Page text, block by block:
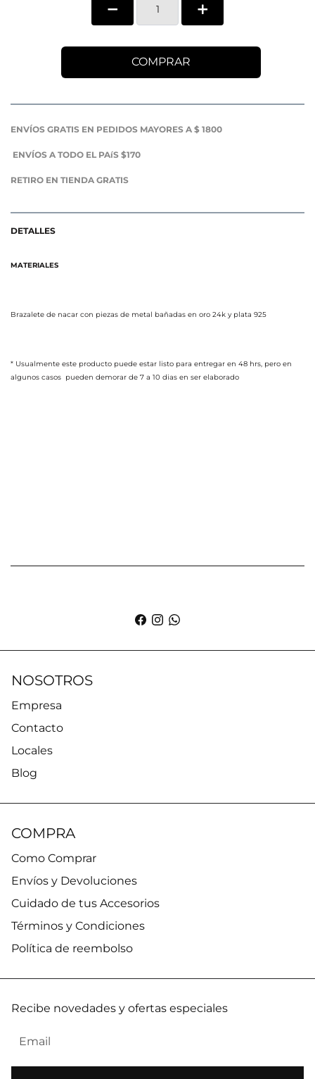
COMPRAR
ENVÍOS GRATIS EN PEDIDOS MAYORES A $ 1800
ENVÍOS A TODO EL PAíS $170
RETIRO EN TIENDA GRATIS
DETALLES
MATERIALES
Brazalete de nacar con piezas de metal bañadas en oro 24k y plata 925
* Usualmente este producto puede estar listo para entregar en 48 hrs, pero en
algunos casos pueden demorar de 7 a 10 dias en ser elaborado
NOSOTROS
Empresa
Contacto
Locales
Blog
COMPRA
Como Comprar
Envíos y Devoluciones
Cuidado de tus Accesorios
Términos y Condiciones
Política de reembolso
Recibe novedades y ofertas especiales